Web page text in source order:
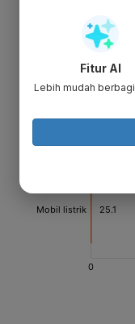
Fitur AI
Lebih mudah